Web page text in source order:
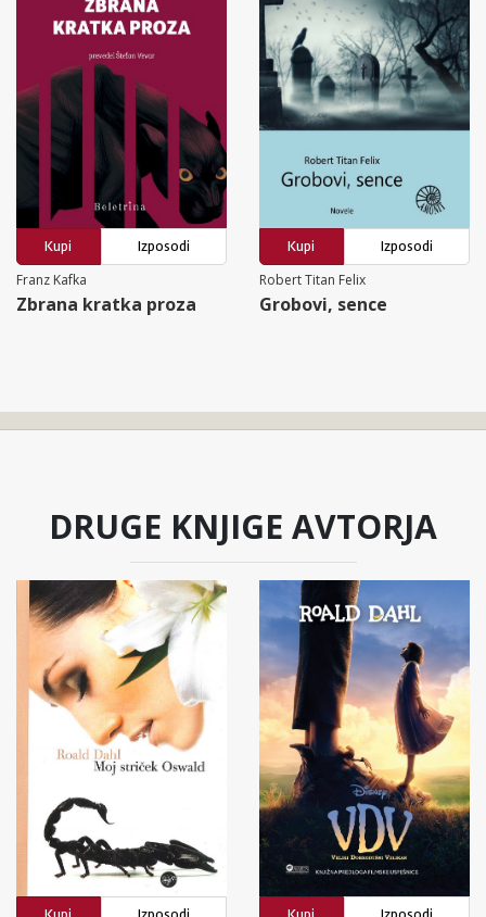
Kupi
Izposodi
Franz Kafka
Zbrana kratka proza
Kupi
Izposodi
Robert Titan Felix
Grobovi, sence
DRUGE KNJIGE AVTORJA